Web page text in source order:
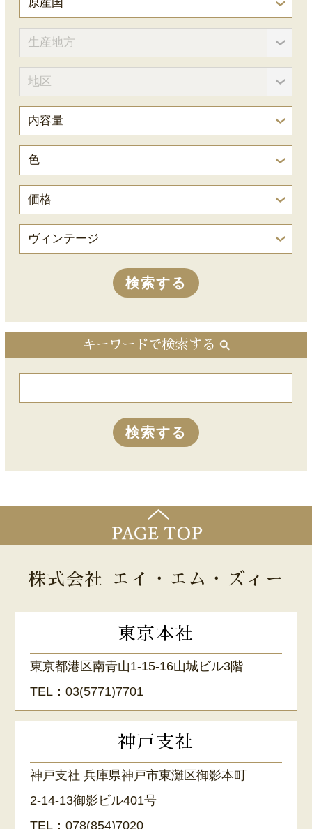
キーワードで検索する
株式会社 エイ・エム・ズィー
東京本社
東京都港区南青山1-15-16山城ビル3階
TEL：03(5771)7701
神戸支社
神戸支社 兵庫県神戸市東灘区御影本町
2-14-13御影ビル401号
TEL：078(854)7020